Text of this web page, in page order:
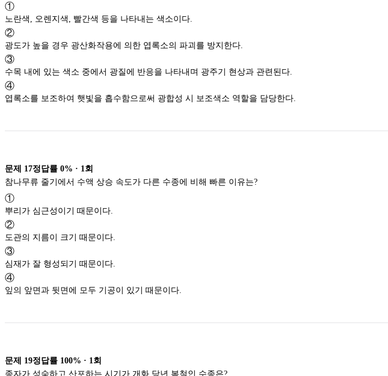
①
노란색, 오렌지색, 빨간색 등을 나타내는 색소이다.
②
광도가 높을 경우 광산화작용에 의한 엽록소의 파괴를 방지한다.
③
수목 내에 있는 색소 중에서 광질에 반응을 나타내며 광주기 현상과 관련된다.
④
엽록소를 보조하여 햇빛을 흡수함으로써 광합성 시 보조색소 역할을 담당한다.
문제 17정답률 0% · 1 회
①
뿌리가 심근성이기 때문이다.
②
도관의 지름이 크기 때문이다.
③
심재가 잘 형성되기 때문이다.
④
잎의 앞면과 뒷면에 모두 기공이 있기 때문이다.
문제 19정답률 100% · 1 회